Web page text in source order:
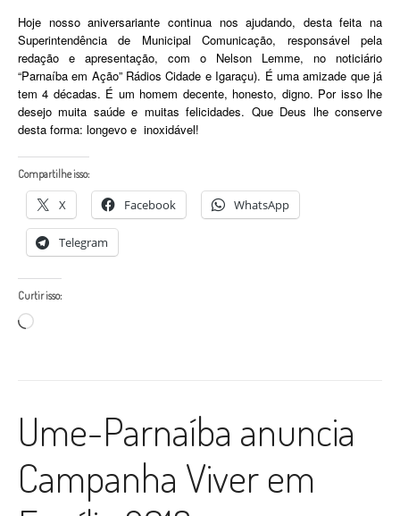
Hoje nosso aniversariante continua nos ajudando, desta feita na
Superintendência de Municipal Comunicação, responsável pela
redação e apresentação, com o Nelson Lemme, no noticiário
“Parnaíba em Ação” Rádios Cidade e Igaraçu). É uma amizade que já
tem 4 décadas. É um homem decente, honesto, digno. Por isso lhe
desejo muita saúde e muitas felicidades. Que Deus lhe conserve
desta forma: longevo e inoxidável!
Compartilhe isso:
X Facebook WhatsApp
Telegram
Curtir isso:
Carregando...
Ume-Parnaíba anuncia
Campanha Viver em